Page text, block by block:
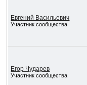
Евгений Васильевич
Участник сообщества
Егор Чударев
Участник сообщества